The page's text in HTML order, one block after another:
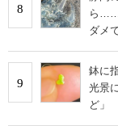
8
ら……
ダメ
9
鉢に
光景
ど」